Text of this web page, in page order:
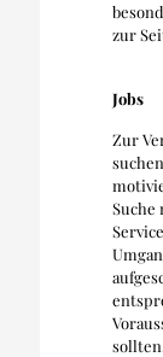
zur
Jobs
Zur
Suche